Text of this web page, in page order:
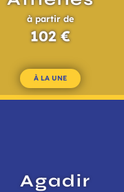
À LA UNE
à partir de
102 €
Agadir